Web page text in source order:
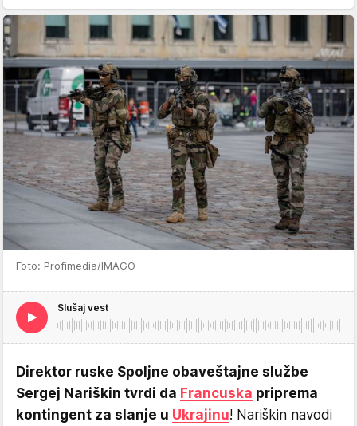
Foto: Profimedia/IMAGO
Slušaj vest
Direktor ruske Spoljne obaveštajne službe
Sergej Nariškin tvrdi da Francuska priprema
kontingent za slanje u Ukrajinu! Nariškin navodi